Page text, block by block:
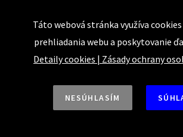
821 05 Bratislava
Tel.: +421 918 493 917 | +421 915 874 744
Táto webová stránka využíva
prehliadania webu a poskytovanie
Detaily cookies | Zásady ochrany
NESÚHLASÍM